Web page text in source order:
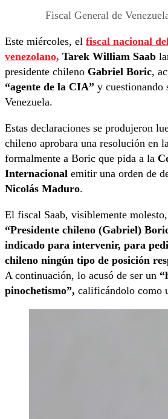
Fiscal General de
Este miércoles, el fiscal nacional
venezolano, Tarek William Saab
presidente chileno Gabriel Boric,
“agente de la CIA” y cuestionando
Venezuela.
Estas declaraciones se produjeron
chileno aprobara una resolución en
formalmente a Boric que pida a la
Internacional emitir una orden de
Nicolás Maduro.
El fiscal Saab, visiblemente
“Presidente chileno (Gabriel)
indicado para intervenir, para
chileno ningún tipo de posición
A continuación, lo acusó de ser un
pinochetismo”, calificándolo como